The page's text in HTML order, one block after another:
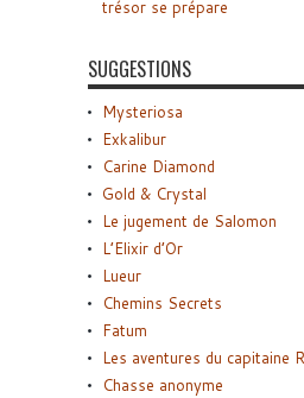
trésor se prépare
SUGGESTIONS
Mysteriosa
Exkalibur
Carine Diamond
Gold & Crystal
Le jugement de Salomon
L’Elixir d’Or
Lueur
Chemins Secrets
Fatum
Les aventures du capitaine
Chasse anonyme